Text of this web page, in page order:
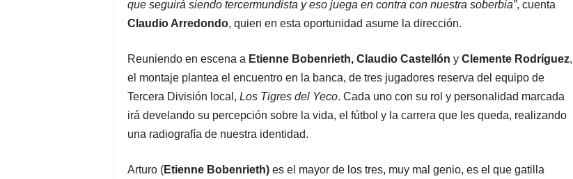
que seguirá siendo tercermundista y eso juega en contra con nuestra soberbia”, cuenta
Claudio Arredondo, quien en esta oportunidad asume la dirección.
Reuniendo en escena a Etienne Bobenrieth, Claudio Castellón y Clemente Rodríguez,
el montaje plantea el encuentro en la banca, de tres jugadores reserva del equipo de
Tercera División local, Los Tigres del Yeco. Cada uno con su rol y personalidad marcada
irá develando su percepción sobre la vida, el fútbol y la carrera que les queda, realizando
una radiografía de nuestra identidad.
Arturo (Etienne Bobenrieth)es el mayor de los tres, muy mal genio, es el que gatilla